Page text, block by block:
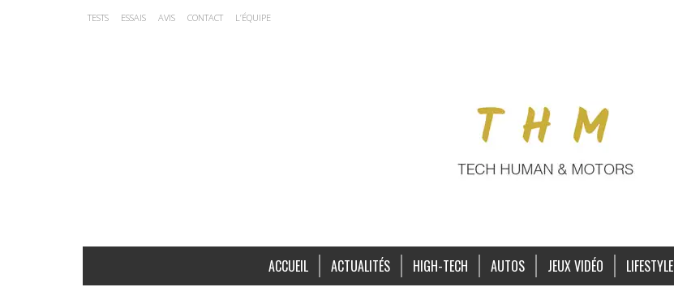
TESTS ESSAIS AVIS CONTACT L’ÉQUIPE
ACCUEIL ACTUALITÉS HIGH-TECH AUTOS JEUX VIDÉO LIFESTYLE